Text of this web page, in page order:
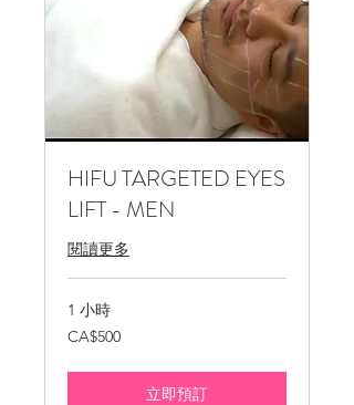
HIFU TARGETED EYES
LIFT - MEN
閱讀更多
1 小時
500
加
大
CA$500
立即預訂